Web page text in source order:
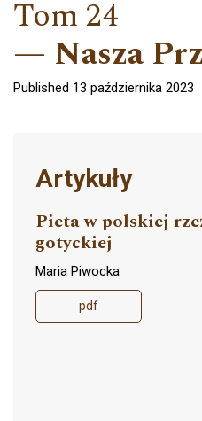
Tom 24
Nasza
Published 13 października 2023
Artykuły
Pieta w polskiej
gotyckiej
Maria Piwocka
pdf